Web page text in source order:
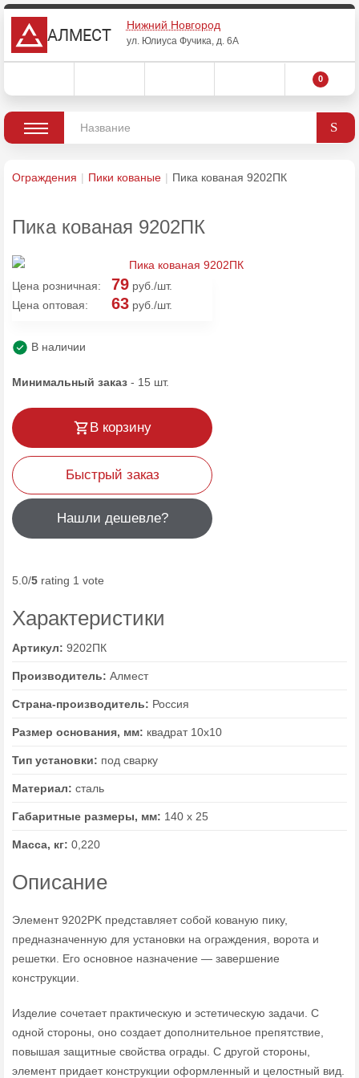
АЛМЕСТ
Нижний Новгород
ул. Юлиуса Фучика, д. 6А
0
Ограждения Пики кованые Пика кованая 9202ПК
Пика кованая 9202ПК
Цена розничная: 79 руб./шт.
Цена оптовая:
63 руб./шт.
В наличии
Минимальный заказ - 15 шт.
В корзину
Быстрый заказ
Нашли дешевле?
5.0/5 rating 1 vote
Характеристики
Артикул: 9202ПК
Производитель: Алмест
Страна-производитель: Россия
Размер основания, мм: квадрат 10х10
Тип установки: под сварку
Материал: сталь
Габаритные размеры, мм: 140 х 25
Масса, кг: 0,220
Описание
Элемент 9202PK представляет собой кованую пику,
предназначенную для установки на ограждения, ворота и
решетки. Его основное назначение — завершение
конструкции.
Изделие сочетает практическую и эстетическую задачи. С
одной стороны, оно создает дополнительное препятствие,
повышая защитные свойства ограды. С другой стороны,
элемент придает конструкции оформленный и целостный вид.